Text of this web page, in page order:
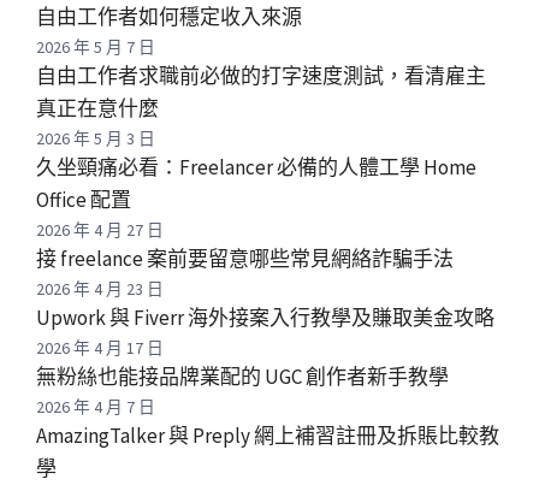
自由工作者如何穩定收入來源
2026 年 5 月 7 日
自由工作者求職前必做的打字速度測試，看清雇主
真正在意什麼
2026 年 5 月 3 日
久坐頸痛必看：Freelancer 必備的人體工學 Home
Office 配置
2026 年 4 月 27 日
接 freelance 案前要留意哪些常見網絡詐騙手法
2026 年 4 月 23 日
Upwork 與 Fiverr 海外接案入行教學及賺取美金攻略
2026 年 4 月 17 日
無粉絲也能接品牌業配的 UGC 創作者新手教學
2026 年 4 月 7 日
AmazingTalker 與 Preply 網上補習註冊及拆賬比較教
學